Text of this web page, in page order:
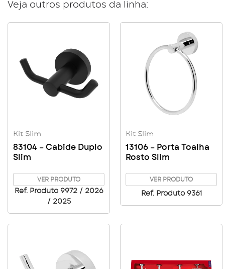
Veja outros produtos da linha:
Kit Slim
83104 – Cabide Duplo
Slim
VER PRODUTO
Ref. Produto 9972 / 2026
/ 2025
Kit Slim
13106 – Porta Toalha
Rosto Slim
VER PRODUTO
Ref. Produto 9361